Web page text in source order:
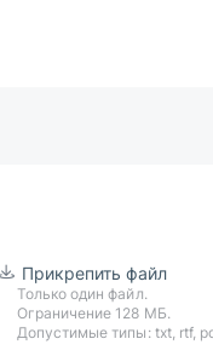
Прикрепить файл
Только один файл.
Ограничение 128 МБ.
Допустимые типы: txt, rtf,